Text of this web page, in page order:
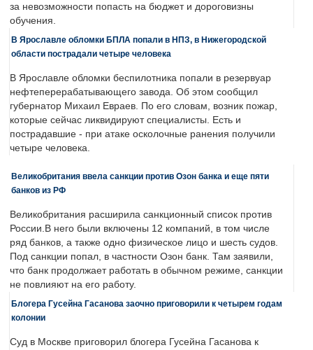
за невозможности попасть на бюджет и дороговизны
обучения.
В Ярославле обломки БПЛА попали в НПЗ, в Нижегородской
области пострадали четыре человека
В Ярославле обломки беспилотника попали в резервуар
нефтеперерабатывающего завода. Об этом сообщил
губернатор Михаил Евраев. По его словам, возник пожар,
которые сейчас ликвидируют специалисты. Есть и
пострадавшие - при атаке осколочные ранения получили
четыре человека.
Великобритания ввела санкции против Озон банка и еще пяти
банков из РФ
Великобритания расширила санкционный список против
России.В него были включены 12 компаний, в том числе
ряд банков, а также одно физическое лицо и шесть судов.
Под санкции попал, в частности Озон банк. Там заявили,
что банк продолжает работать в обычном режиме, санкции
не повлияют на его работу.
Блогера Гусейна Гасанова заочно приговорили к четырем годам
колонии
Суд в Москве приговорил блогера Гусейна Гасанова к